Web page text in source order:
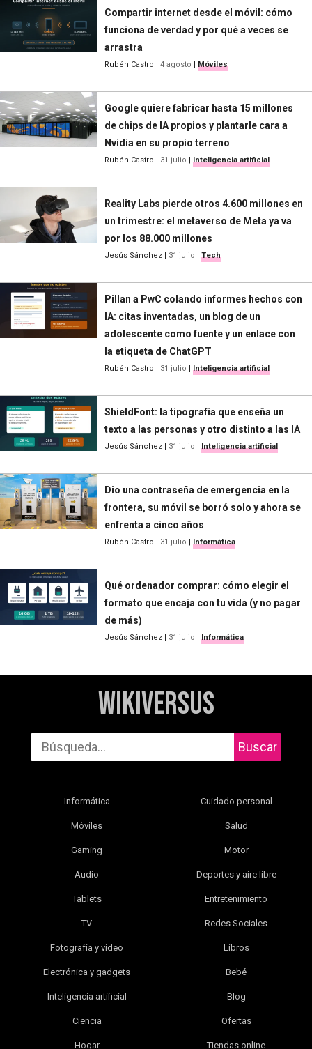
Compartir internet desde el móvil: cómo
funciona de verdad y por qué a veces se
arrastra
Rubén Castro 4 agosto Móviles
Google quiere fabricar hasta 15 millones
de chips de IA propios y plantarle cara a
Nvidia en su propio terreno
Rubén Castro 31 julio Inteligencia artificial
Reality Labs pierde otros 4.600 millones en
un trimestre: el metaverso de Meta ya va
por los 88.000 millones
Jesús Sánchez 31 julio Tech
Pillan a PwC colando informes hechos con
IA: citas inventadas, un blog de un
adolescente como fuente y un enlace con
la etiqueta de ChatGPT
Rubén Castro 31 julio Inteligencia artificial
ShieldFont: la tipografía que enseña un
texto a las personas y otro distinto a las IA
Jesús Sánchez 31 julio Inteligencia artificial
Dio una contraseña de emergencia en la
frontera, su móvil se borró solo y ahora se
enfrenta a cinco años
Rubén Castro 31 julio Informática
Qué ordenador comprar: cómo elegir el
formato que encaja con tu vida (y no pagar
de más)
Jesús Sánchez 31 julio Informática
WikiVersus
Buscar
Informática
Móviles
Gaming
Audio
Tablets
TV
Fotografía y vídeo
Electrónica y gadgets
Inteligencia artificial
Ciencia
Hogar
Cuidado personal
Salud
Motor
Deportes y aire libre
Entretenimiento
Redes Sociales
Libros
Bebé
Blog
Ofertas
Tiendas online